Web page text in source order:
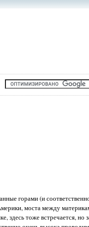
горами (и
моста между
здесь тоже встречается, но